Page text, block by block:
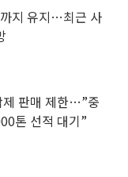
지 유지…최근 사
제 판매 제한…”중
톤 선적 대기”